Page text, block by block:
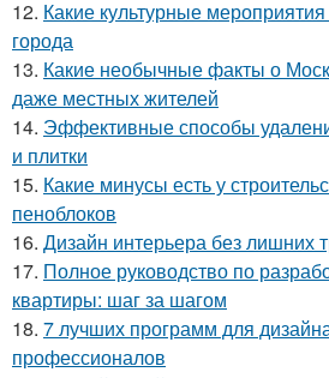
12. Какие культурные
города
13. Какие необычные факты о
даже местных жителей
14. Эффективные способы
и плитки
15. Какие минусы есть у
пеноблоков
16. Дизайн интерьера без лишних
17. Полное руководство по
квартиры: шаг за шагом
18. 7 лучших программ для
профессионалов